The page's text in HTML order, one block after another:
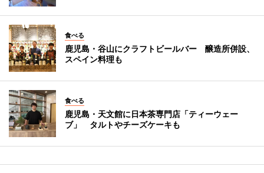
食べる
鹿児島・谷山にクラフトビールバー 醸造所併設、
スペイン料理も
食べる
鹿児島・天文館に日本茶専門店「ティーウェー
ブ」 タルトやチーズケーキも